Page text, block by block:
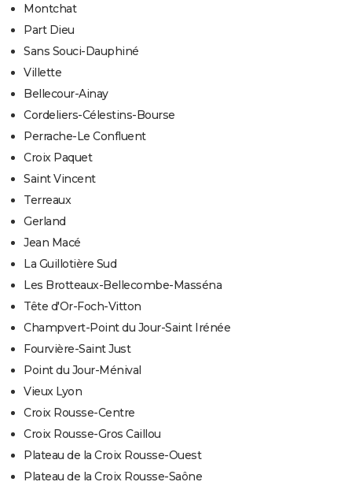
Montchat
Part Dieu
Sans Souci-Dauphiné
Villette
Bellecour-Ainay
Cordeliers-Célestins-Bourse
Perrache-Le Confluent
Croix Paquet
Saint Vincent
Terreaux
Gerland
Jean Macé
La Guillotière Sud
Les Brotteaux-Bellecombe-Masséna
Tête d'Or-Foch-Vitton
Champvert-Point du Jour-Saint Irénée
Fourvière-Saint Just
Point du Jour-Ménival
Vieux Lyon
Croix Rousse-Centre
Croix Rousse-Gros Caillou
Plateau de la Croix Rousse-Ouest
Plateau de la Croix Rousse-Saône